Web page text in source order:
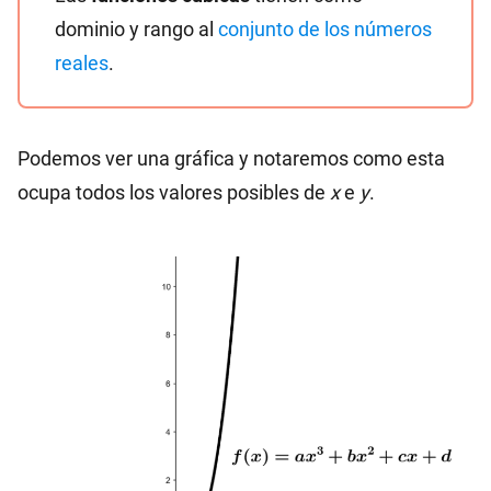
dominio y rango al conjunto de los números
reales.
Podemos ver una gráfica y notaremos como esta
ocupa todos los valores posibles de xe y.